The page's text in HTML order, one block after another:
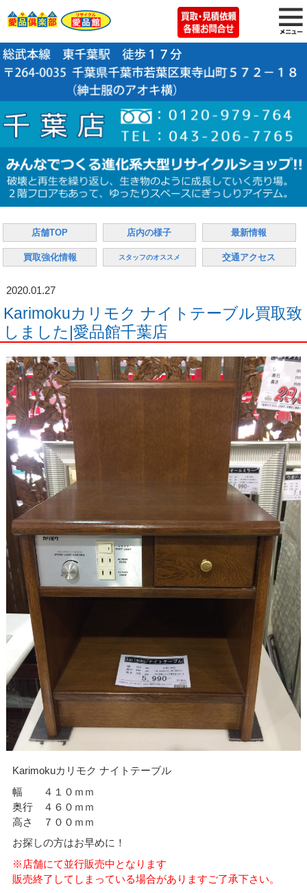
店舗TOP 店内の様子 最新情報
買取強化情報 スタッフのオススメ 交通アクセス
2020.01.27
Karimokuカリモク ナイトテーブル買取致
しました|愛品館千葉店
Karimokuカリモク ナイトテーブル
幅 ４１０ｍｍ
奥行 ４６０ｍｍ
高さ ７００ｍｍ
お探しの方はお早めに！
※店舗にて並行販売中となります
販売終了してしまっている場合がありますご了承下さい。